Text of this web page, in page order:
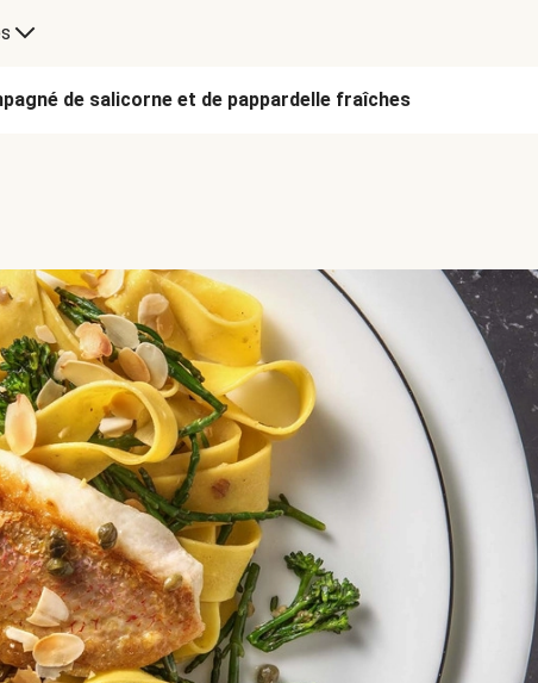
de salicorne et de pappardelle fraîches